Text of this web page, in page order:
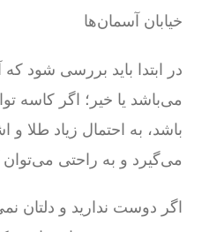
خیابان آسمان‌ها
در ابتدا باید بررسی شود
می‌باشد یا خیر؛ اگر کاسه
باشد، به احتمال زیاد طلا
می‌گیرد و به راحتی
اگر دوست ندارید و دلتان